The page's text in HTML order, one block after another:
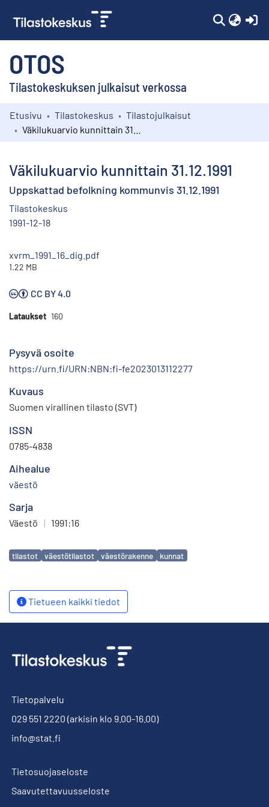
OTOS
Tilastokeskuksen julkaisut verkossa
Kokoelmat
Etusivu Tilastokeskus
Tilastojulkaisut
Väkilukuarvio kunnittain 31.12.1991
Uppskattad befolkning kommunvis 31.12.1991
Tilastokeskus
1991-12-18
xvrm_1991_16_dig.pdf
1.22 MB
CC BY 4.0
Lataukset 160
Pysyvä osoite
https://urn.fi/URN:NBN:fi-fe2023013112277
Kuvaus
Suomen virallinen tilasto (SVT)
ISSN
0785-4838
Aihealue
väestö
Sarja
Väestö | 1991:16
Avainsanat
tilastot väestötilastot väestörakenne kunnat
Tietueen kaikki tiedot
Tietopalvelu
029 551 2220 (arkisin klo 9.00-16.00)
info@stat.fi
Tietosuojaseloste
Saavutettavuusseloste